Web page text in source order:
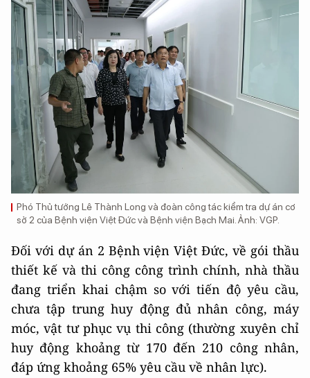
Phó Thủ tướng Lê Thành Long và đoàn công tác kiểm tra dự án cơ
sở 2 của Bệnh viện Việt Đức và Bệnh viện Bạch Mai. Ảnh: VGP.
Đối với dự án 2 Bệnh viện Việt Đức, về gói thầu
thiết kế và thi công công trình chính, nhà thầu
đang triển khai chậm so với tiến độ yêu cầu,
chưa tập trung huy động đủ nhân công, máy
móc, vật tư phục vụ thi công (thường xuyên chỉ
huy động khoảng từ 170 đến 210 công nhân,
đáp ứng khoảng 65% yêu cầu về nhân lực).